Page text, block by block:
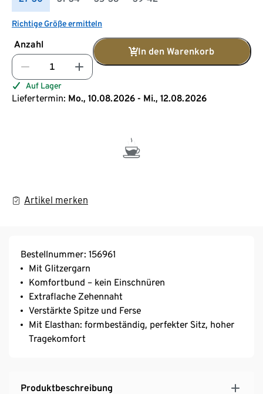
Richtige Größe ermitteln
Anzahl
In den Warenkorb
Auf Lager
Liefertermin: Mo., 10.08.2026 - Mi., 12.08.2026
Artikel merken
Bestellnummer: 156961
Mit Glitzergarn
Komfortbund – kein Einschnüren
Extraflache Zehennaht
Verstärkte Spitze und Ferse
Mit Elasthan: formbeständig, perfekter Sitz, hoher
Tragekomfort
Produktbeschreibung